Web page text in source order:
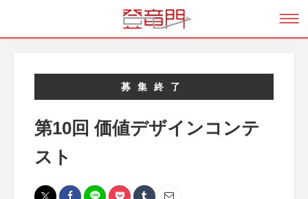
募集終了
第10回 価値デザインコンテ
スト